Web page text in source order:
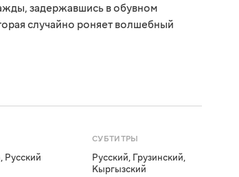
задержавшись в обувном
случайно роняет волшебный
, Русский
СУБТИТРЫ
Русский, Грузинский,
Кыргызский